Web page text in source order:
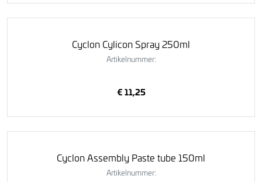
Cyclon Cylicon Spray 250ml
Artikelnummer:
€ 11,25
Cyclon Assembly Paste tube 150ml
Artikelnummer: